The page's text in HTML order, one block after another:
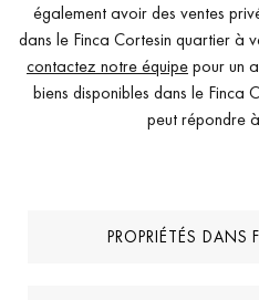
également avoir des ventes
dans le Finca Cortesin quartier à
contactez notre équipepour un
biens disponibles dans le Finca
peut répondre
PROPRIÉTÉS